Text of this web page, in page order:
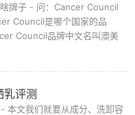
牌子 - 问：Cancer Council
Council是哪个国家的品
Council品牌中文名叫澳美
乳评测
本文我们就要从成分、洗卸容